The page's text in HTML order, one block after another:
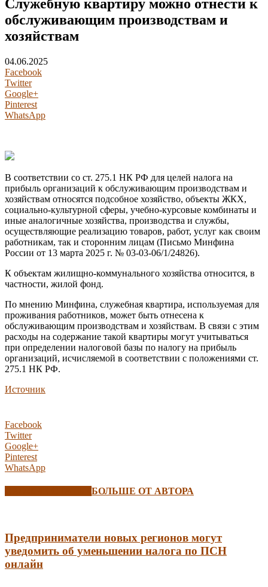
Служебную квартиру можно отнести к
обслуживающим производствам и
хозяйствам
04.06.2025
Facebook
Twitter
Google+
Pinterest
WhatsApp
В соответствии со ст. 275.1 НК РФ для целей налога на
прибыль организаций к обслуживающим производствам и
хозяйствам относятся подсобное хозяйство, объекты ЖКХ,
социально-культурной сферы, учебно-курсовые комбинаты и
иные аналогичные хозяйства, производства и службы,
осуществляющие реализацию товаров, работ, услуг как своим
работникам, так и сторонним лицам (Письмо Минфина
России от 13 марта 2025 г. № 03-03-06/1/24826).
К объектам жилищно-коммунального хозяйства относится, в
частности, жилой фонд.
По мнению Минфина, служебная квартира, используемая для
проживания работников, может быть отнесена к
обслуживающим производствам и хозяйствам. В связи с этим
расходы на содержание такой квартиры могут учитываться
при определении налоговой базы по налогу на прибыль
организаций, исчисляемой в соответствии с положениями ст.
275.1 НК РФ.
Источник
Facebook
Twitter
Google+
Pinterest
WhatsApp
БОЛЬШЕ ОТ АВТОРА
Предприниматели новых регионов могут
уведомить об уменьшении налога по ПСН
онлайн